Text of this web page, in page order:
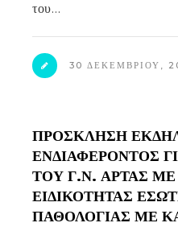
του…
30 ΔΕΚΕΜΒΡΊΟΥ,
ΠΡΟΣΚΛΗΣΗ
ΕΝΔΙΑΦΕΡΟΝΤΟΣ
ΤΟΥ Γ.Ν. ΑΡΤΑΣ ΜΕ
ΕΙΔΙΚΟΤΗΤΑΣ
ΠΑΘΟΛΟΓΙΑΣ ΜΕ